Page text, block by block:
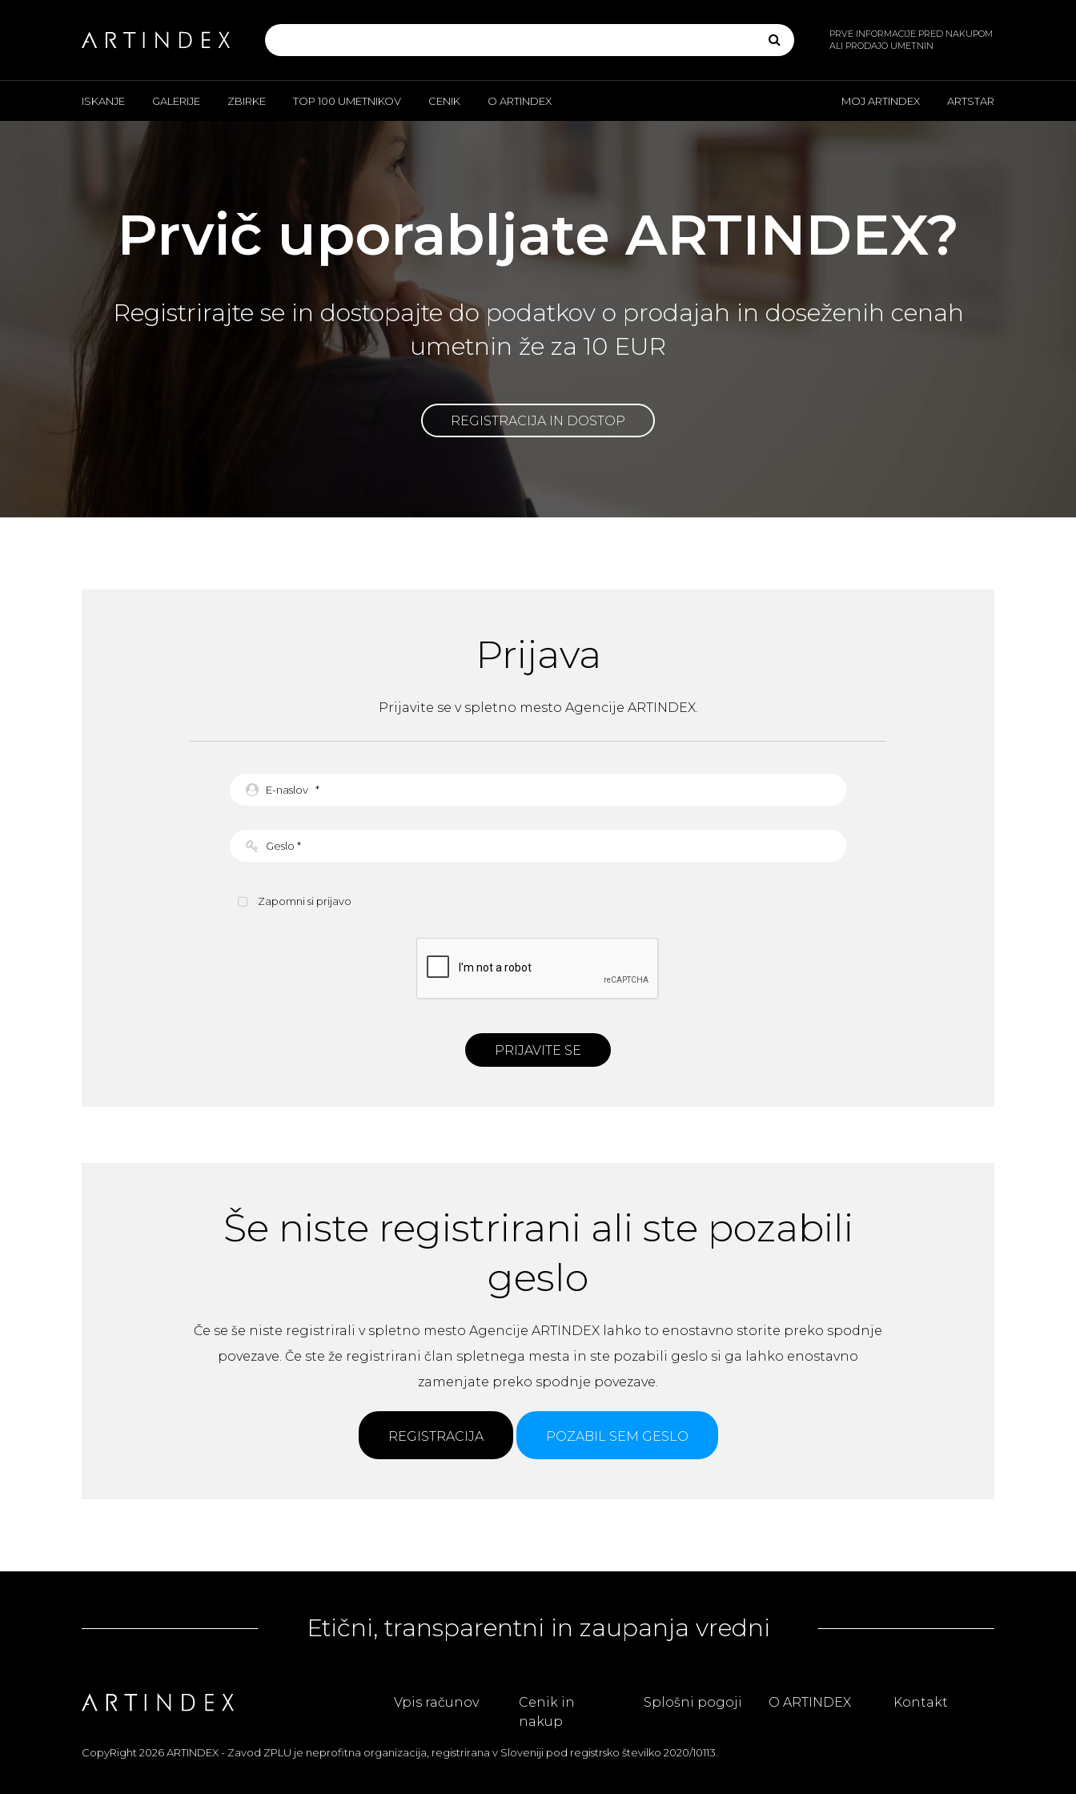
PRVE INFORMACIJE PRED NAKUPOM
ALI PRODAJO UMETNIN
ISKANJE GALERIJE ZBIRKE TOP 100 UMETNIKOV CENIK O ARTINDEX MOJ ARTINDEX ARTSTAR
Prvič uporabljate ARTINDEX?
Registrirajte se in dostopajte do podatkov o prodajah in doseženih cenah
umetnin že za 10 EUR
REGISTRACIJA IN DOSTOP
Prijava
Prijavite se v spletno mesto Agencije ARTINDEX.
Zapomni si prijavo
PRIJAVITE SE
Še niste registrirani ali ste pozabili
geslo
Če se še niste registrirali v spletno mesto Agencije ARTINDEX lahko to enostavno storite preko spodnje
povezave. Če ste že registrirani član spletnega mesta in ste pozabili geslo si ga lahko enostavno
zamenjate preko spodnje povezave.
REGISTRACIJA POZABIL SEM GESLO
Etični, transparentni in zaupanja vredni
Vpis računov
Cenik in
nakup
Splošni pogoji O ARTINDEX Kontakt
CopyRight 2026 ARTINDEX - Zavod ZPLU je neprofitna organizacija, registrirana v Sloveniji pod registrsko številko 2020/10113.